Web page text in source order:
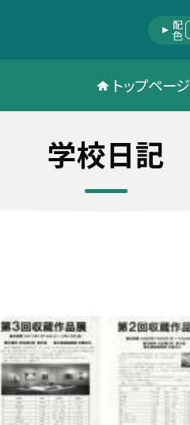
配色
トップページ
学校日記